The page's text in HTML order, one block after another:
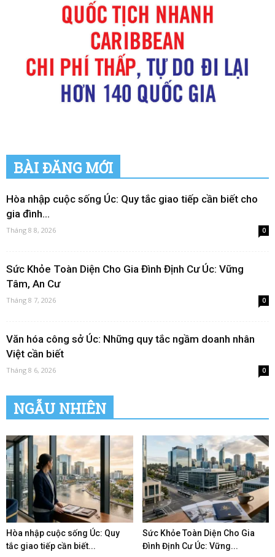
BÀI ĐĂNG MỚI
Hòa nhập cuộc sống Úc: Quy tắc giao tiếp cần biết cho
gia đình...
Tháng 8 8, 2026 0
Sức Khỏe Toàn Diện Cho Gia Đình Định Cư Úc: Vững
Tâm, An Cư
Tháng 8 7, 2026 0
Văn hóa công sở Úc: Những quy tắc ngầm doanh nhân
Việt cần biết
Tháng 8 6, 2026 0
NGẪU NHIÊN
Hòa nhập cuộc sống Úc: Quy
tắc giao tiếp cần biết...
Sức Khỏe Toàn Diện Cho Gia
Đình Định Cư Úc: Vững...